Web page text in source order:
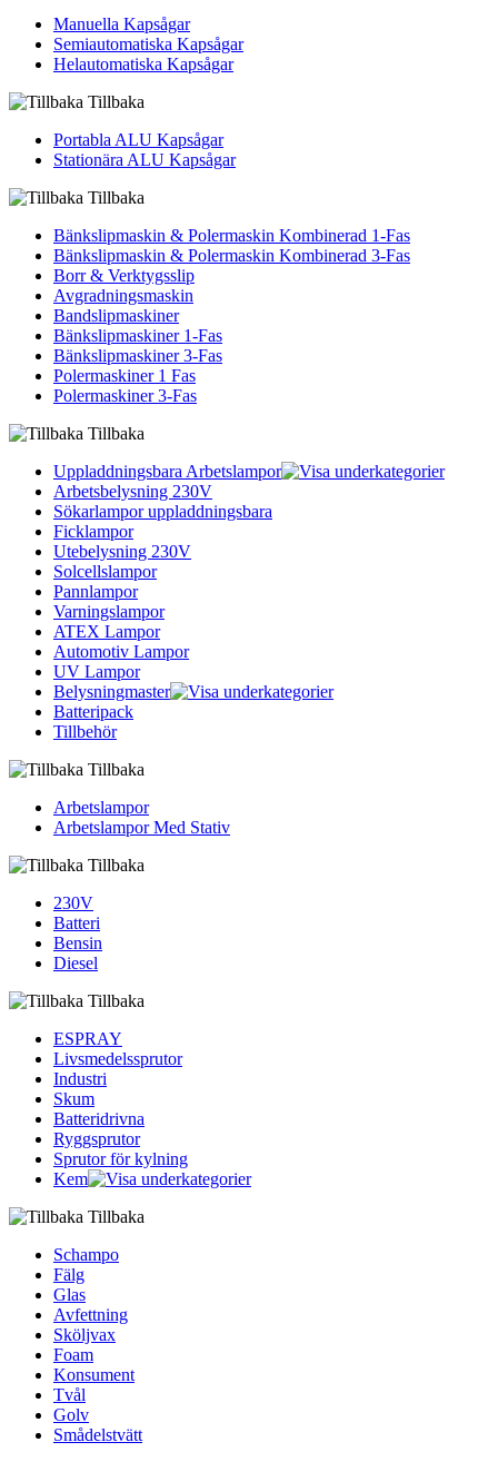
Manuella Kapsågar
Semiautomatiska Kapsågar
Helautomatiska Kapsågar
Tillbaka
Portabla ALU Kapsågar
Stationära ALU Kapsågar
Tillbaka
Bänkslipmaskin & Polermaskin Kombinerad 1-Fas
Bänkslipmaskin & Polermaskin Kombinerad 3-Fas
Borr & Verktygsslip
Avgradningsmaskin
Bandslipmaskiner
Bänkslipmaskiner 1-Fas
Bänkslipmaskiner 3-Fas
Polermaskiner 1 Fas
Polermaskiner 3-Fas
Tillbaka
Uppladdningsbara Arbetslampor
Arbetsbelysning 230V
Sökarlampor uppladdningsbara
Ficklampor
Utebelysning 230V
Solcellslampor
Pannlampor
Varningslampor
ATEX Lampor
Automotiv Lampor
UV Lampor
Belysningmaster
Batteripack
Tillbehör
Tillbaka
Arbetslampor
Arbetslampor Med Stativ
Tillbaka
230V
Batteri
Bensin
Diesel
Tillbaka
ESPRAY
Livsmedelssprutor
Industri
Skum
Batteridrivna
Ryggsprutor
Sprutor för kylning
Kem
Tillbaka
Schampo
Fälg
Glas
Avfettning
Sköljvax
Foam
Konsument
Tvål
Golv
Smådelstvätt